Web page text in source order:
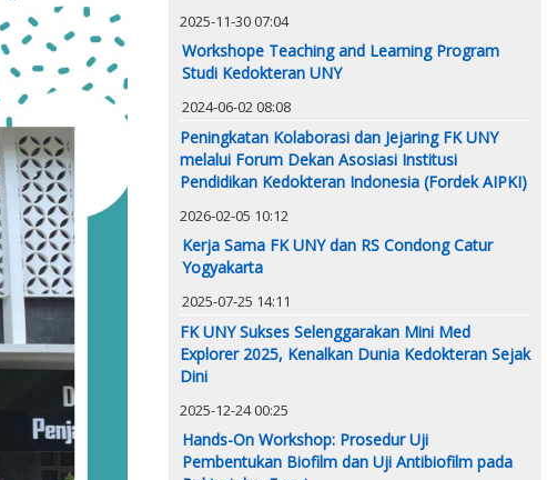
2025-11-30 07:04
Workshope Teaching and Learning Program
Studi Kedokteran UNY
2024-06-02 08:08
Peningkatan Kolaborasi dan Jejaring FK UNY
melalui Forum Dekan Asosiasi Institusi
Pendidikan Kedokteran Indonesia (Fordek AIPKI)
2026-02-05 10:12
Kerja Sama FK UNY dan RS Condong Catur
Yogyakarta
2025-07-25 14:11
FK UNY Sukses Selenggarakan Mini Med
Explorer 2025, Kenalkan Dunia Kedokteran Sejak
Dini
2025-12-24 00:25
Hands-On Workshop: Prosedur Uji
Pembentukan Biofilm dan Uji Antibiofilm pada